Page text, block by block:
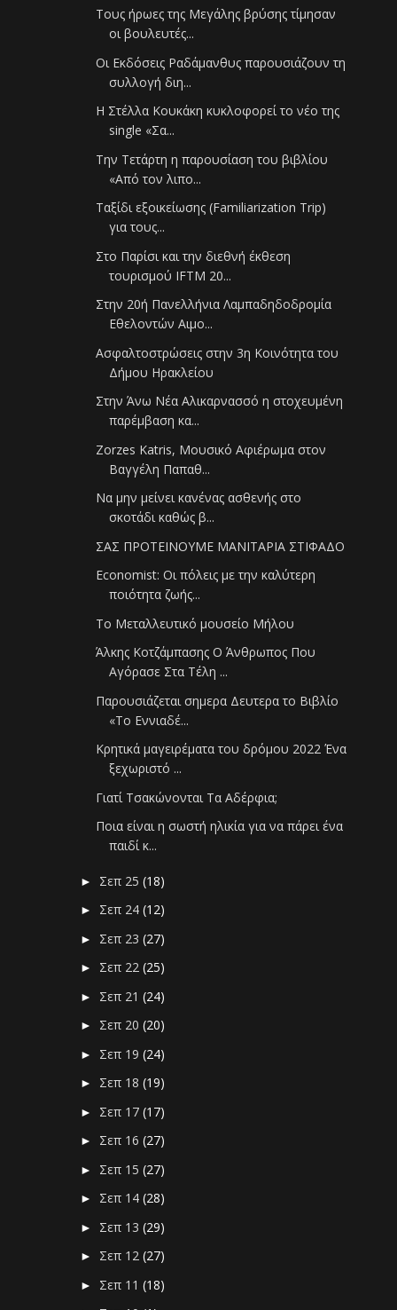
Τους ήρωες της Μεγάλης βρύσης τίμησαν
οι βουλευτές...
Οι Εκδόσεις Ραδάμανθυς παρουσιάζουν τη
συλλογή διη...
Η Στέλλα Κουκάκη κυκλοφορεί το νέο της
single «Σα...
Την Τετάρτη η παρουσίαση του βιβλίου
«Από τον λιπο...
Ταξίδι εξοικείωσης (Familiarization Trip)
για τους...
Στο Παρίσι και την διεθνή έκθεση
τουρισμού IFTM 20...
Στην 20ή Πανελλήνια Λαμπαδηδοδρομία
Εθελοντών Αιμο...
Ασφαλτοστρώσεις στην 3η Κοινότητα του
Δήμου Ηρακλείου
Στην Άνω Νέα Αλικαρνασσό η στοχευμένη
παρέμβαση κα...
Zorzes Katris, Μουσικό Αφιέρωμα στον
Βαγγέλη Παπαθ...
Να μην μείνει κανένας ασθενής στο
σκοτάδι καθώς β...
ΣΑΣ ΠΡΟΤΕΙΝΟΥΜΕ ΜΑΝΙΤΑΡΙΑ ΣΤΙΦΑΔΟ
Economist: Οι πόλεις με την καλύτερη
ποιότητα ζωής...
Το Μεταλλευτικό μουσείο Μήλου
Άλκης Κοτζάμπασης Ο Άνθρωπος Που
Αγόρασε Στα Τέλη ...
Παρουσιάζεται σημερα Δευτερα το Βιβλίο
«Το Εννιαδέ...
Κρητικά μαγειρέματα του δρόμου 2022 Ένα
ξεχωριστό ...
Γιατί Τσακώνονται Τα Αδέρφια;
Ποια είναι η σωστή ηλικία για να πάρει ένα
παιδί κ...
► Σεπ 25(18)
► Σεπ 24(12)
► Σεπ 23(27)
► Σεπ 22(25)
► Σεπ 21(24)
► Σεπ 20(20)
► Σεπ 19(24)
► Σεπ 18(19)
► Σεπ 17(17)
► Σεπ 16(27)
► Σεπ 15(27)
► Σεπ 14(28)
► Σεπ 13(29)
► Σεπ 12(27)
► Σεπ 11(18)